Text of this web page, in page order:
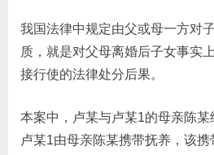
我国法律中规定由父或母一方对
质，就是对父母离婚后子女事实
接行使的法律处分后果。
本案中，卢某与卢某1的母亲陈
卢某1由母亲陈某携带抚养，该